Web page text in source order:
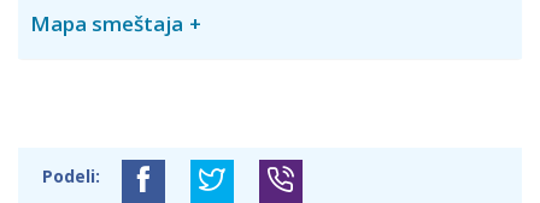
Mapa smeštaja
Podeli: